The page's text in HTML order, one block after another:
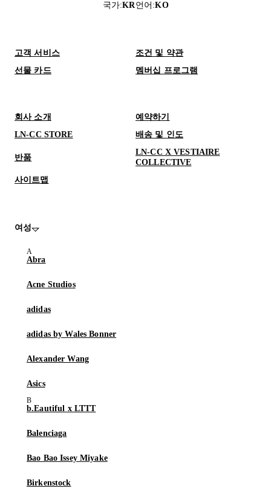
국가:KR언어 :KO
고객 서비스
조건 및 약관
선물 카드
멤버십 프로그램
회사 소개
예약하기
LN-CC STORE
배송 및 인도
반품
LN-CC X VESTIAIRE
COLLECTIVE
사이트맵
여성
Abra
Acne Studios
adidas
adidas by Wales Bonner
Alexander Wang
Asics
b.Eautiful x LTTT
Balenciaga
Bao Bao Issey Miyake
Birkenstock